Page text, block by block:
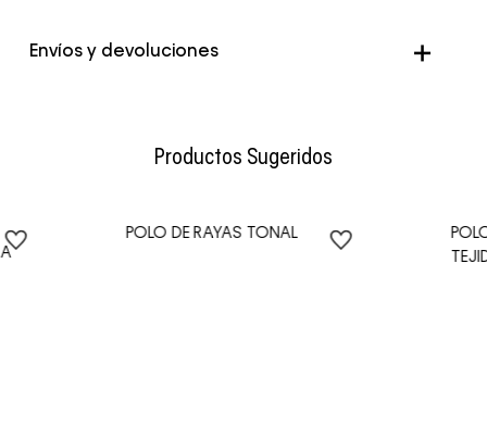
Genero Hombre
Envíos y devoluciones
Productos Sugeridos
POLO DE RAYAS TONAL